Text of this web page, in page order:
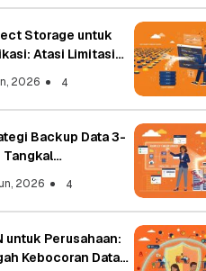
Storage untuk
Storage untuk
Atasi Limitasi
2026 4
Backup Data 3-
Tangkal
2026 4
untuk Perusahaan:
Kebocoran Data